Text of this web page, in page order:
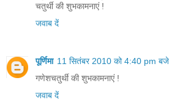
चतुर्थी की शुभकामनाएं !
जवाब दें
पूर्णिमा 11 सितंबर 2010 को 4:40 pm बजे
गणेशचतुर्थी की शुभकामनाएं !
जवाब दें